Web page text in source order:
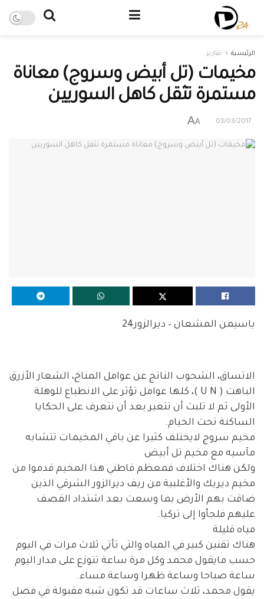
الرئيسية تقارير
مخيمات (تل أبيض وسروج) معاناة
مستمرة تثقل كاهل السوريين
03/03/2017
A
A
ياسيمن المشعان – ديرالزور24
الاتساق، الشحوب الناتج عن عوامل المناخ، الشعار الأزرق
الباهت ( U N )، كلها عوامل تؤثر على الانطباع للوهلة
الأولى ثم لا تلبث أن تتغير بعد أن نتعرف على الحكايا
الساكنة تحت الخيام.
مخيم سروج لايختلف كثيرا عن باقي المخيمات تتشابه
مآسيه مع مخيم تل أبيض
ولكن هناك اختلاف فمعظم قاطني هذا المخيم قدموا من
مخيم ديريك والأغلبية من ريف ديرالزور الشرقي الذين
ضاقت بهم الأرض بما وسعت بعد اشتداد القصف
عليهم فلجأوا إلى تركيا.
مياه قليلة
هناك تقنين كبير في المياه والتي تأتي ثلاث مرات في اليوم
حسب مايقول محمد وكل مرة ساعة تتوزع على مدار اليوم
ساعة صباحا وساعة ظهرا وساعة مساء.
يقول محمد، ثلاث ساعات قد تكون شبه مقبولة في فصل